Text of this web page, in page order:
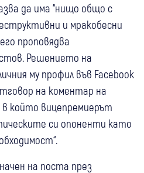
да има “нищо общо с
и мракобесни
проповядва
Решението на
му профил във Facebook
на коментар на
който вицепремиерът
си опоненти като
на поста през